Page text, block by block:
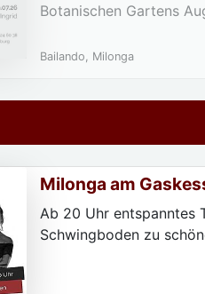
Botanischen Gartens
Bailando, Milonga
Milonga am
Workshop)
Ab 20 Uhr entspanntes
Schwingboden zu